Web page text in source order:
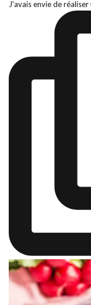
J'avais envie de